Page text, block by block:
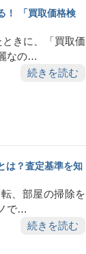
！ 「買取価格検
きに、「買取価
なの…
続きを読む
は？査定基準を知
、部屋の掃除を
で…
続きを読む